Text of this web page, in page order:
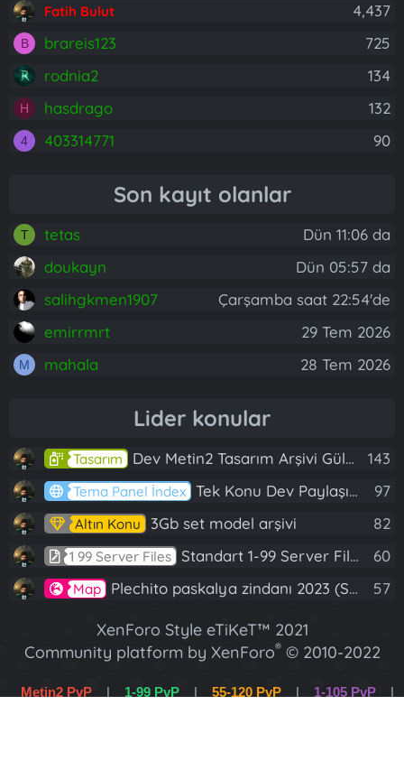
Fatih Bulut 4,437
B brareis123
725
rodnia2
134
H hasdrago 132
4 403314771 90
Son kayıt olanlar
T tetas
Dün 11:06 da
doukayn
Dün 05:57 da
salihgkmen1907
Çarşamba saat 22:54'de
emirrmrt
29 Tem 2026
M mahala 28 Tem 2026
Lider konular
Tasarım Dev Metin2 Tasarım Arşivi Güle Güle Kullanın 143
Tema Panel İndex Tek Konu Dev Paylaşım 10 Adet Server Tanıtım İndex 97
Altın Konu 3Gb set model arşivi 82
1 99 Server Files Standart 1-99 Server Files 60
Map Plechito paskalya zindanı 2023 (Spring Sanctuary dungeon) 57
XenForo Style eTiKeT™ 2021
Community platform by XenForo® © 2010-2022
[XGT] Forum statistics system- XenGenTr
Metin2 PvP | 1-99 PvP | 55-120 PvP | 1-105 PvP
|